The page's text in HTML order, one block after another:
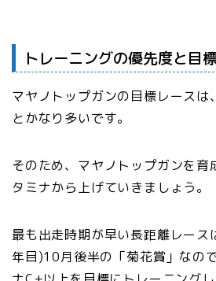
トレーニングの優先度と目
マヤノトップガンの目標レースは
とかなり多いです。
そのため、マヤノトップガンを育
タミナから上げていきましょう。
最も出走時期が早い長距離レース
年目)10月後半の「菊花賞」なの